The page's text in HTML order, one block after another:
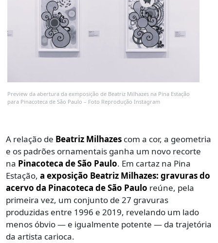
Preview da abertura da exmposição de Beatriz Milhazes na Pina Estação
para Pinacoteca de São Paulo – Foto Reprodução Instagram
A relação de Beatriz Milhazes com a cor, a geometria
e os padrões ornamentais ganha um novo recorte
na Pinacoteca de São Paulo. Em cartaz na Pina
Estação, a exposição Beatriz Milhazes: gravuras do
acervo da Pinacoteca de São Paulo reúne, pela
primeira vez, um conjunto de 27 gravuras
produzidas entre 1996 e 2019, revelando um lado
menos óbvio — e igualmente potente — da trajetória
da artista carioca.